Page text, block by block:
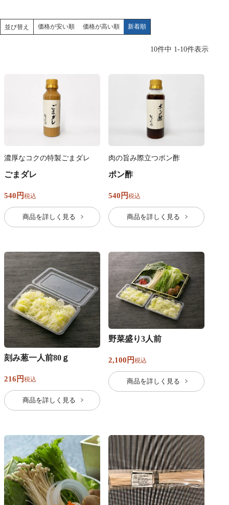
並び替え 価格が安い順 価格が高い順 新着順
10件中 1-10件表示
濃厚なコクの特製ごまダレ
ごまダレ
540 税込
商品を詳しく見る
肉の旨み際立つポン酢
ポン酢
540 税込
商品を詳しく見る
刻み葱一人前80ｇ
216 税込
商品を詳しく見る
野菜盛り3人前
2,100 税込
商品を詳しく見る